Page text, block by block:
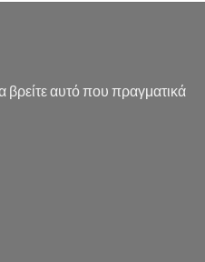
αυτό που πραγματικά